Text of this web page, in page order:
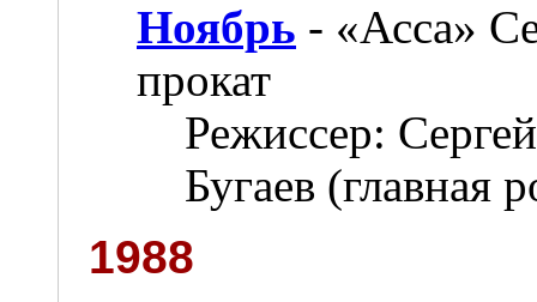
Ноябрь - «Асса»
прокат
Режиссер:
Бугаев (главная
1988